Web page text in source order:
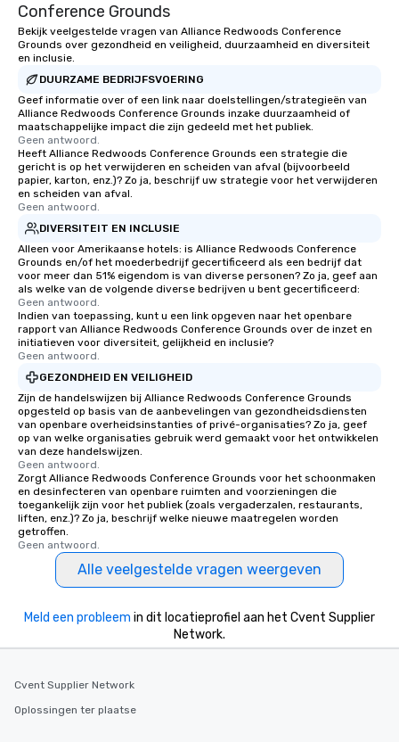
Conference Grounds
Bekijk veelgestelde vragen van Alliance Redwoods Conference
Grounds over gezondheid en veiligheid, duurzaamheid en diversiteit
en inclusie.
DUURZAME BEDRIJFSVOERING
Geef informatie over of een link naar doelstellingen/strategieën van
Alliance Redwoods Conference Grounds inzake duurzaamheid of
maatschappelijke impact die zijn gedeeld met het publiek.
Geen antwoord.
Heeft Alliance Redwoods Conference Grounds een strategie die
gericht is op het verwijderen en scheiden van afval (bijvoorbeeld
papier, karton, enz.)? Zo ja, beschrijf uw strategie voor het verwijderen
en scheiden van afval.
Geen antwoord.
DIVERSITEIT EN INCLUSIE
Alleen voor Amerikaanse hotels: is Alliance Redwoods Conference
Grounds en/of het moederbedrijf gecertificeerd als een bedrijf dat
voor meer dan 51% eigendom is van diverse personen? Zo ja, geef aan
als welke van de volgende diverse bedrijven u bent gecertificeerd:
Geen antwoord.
Indien van toepassing, kunt u een link opgeven naar het openbare
rapport van Alliance Redwoods Conference Grounds over de inzet en
initiatieven voor diversiteit, gelijkheid en inclusie?
Geen antwoord.
GEZONDHEID EN VEILIGHEID
Zijn de handelswijzen bij Alliance Redwoods Conference Grounds
opgesteld op basis van de aanbevelingen van gezondheidsdiensten
van openbare overheidsinstanties of privé-organisaties? Zo ja, geef
op van welke organisaties gebruik werd gemaakt voor het ontwikkelen
van deze handelswijzen.
Geen antwoord.
Zorgt Alliance Redwoods Conference Grounds voor het schoonmaken
en desinfecteren van openbare ruimten and voorzieningen die
toegankelijk zijn voor het publiek (zoals vergaderzalen, restaurants,
liften, enz.)? Zo ja, beschrijf welke nieuwe maatregelen worden
getroffen.
Geen antwoord.
Alle veelgestelde vragen weergeven
Meld een probleem in dit locatieprofiel aan het Cvent Supplier
Network.
Cvent Supplier Network
Oplossingen ter plaatse